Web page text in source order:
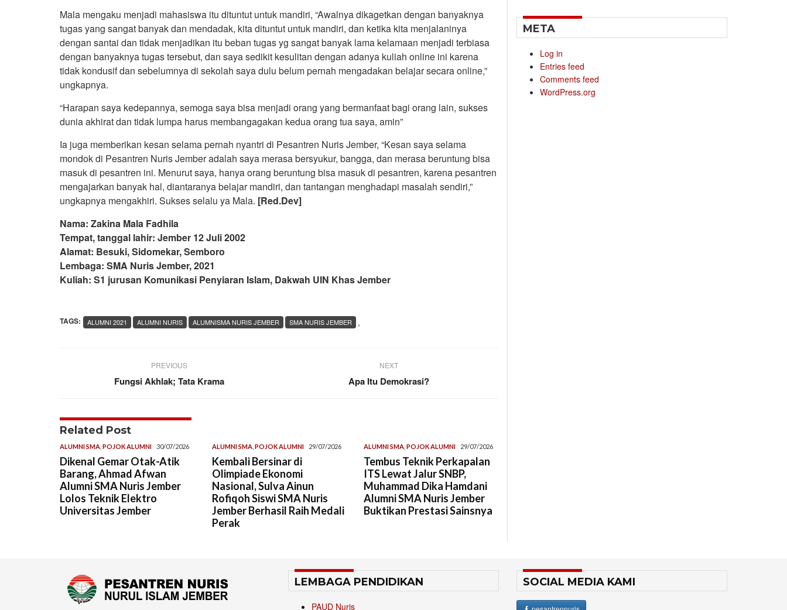
Mala mengaku menjadi mahasiswa itu dituntut untuk mandiri, “Awalnya dikagetkan dengan banyaknya
tugas yang sangat banyak dan mendadak, kita dituntut untuk mandiri, dan ketika kita menjalaninya
dengan santai dan tidak menjadikan itu beban tugas yg sangat banyak lama kelamaan menjadi terbiasa
dengan banyaknya tugas tersebut, dan saya sedikit kesulitan dengan adanya kuliah online ini karena
tidak kondusif dan sebelumnya di sekolah saya dulu belum pernah mengadakan belajar secara online,”
ungkapnya.
“Harapan saya kedepannya, semoga saya bisa menjadi orang yang bermanfaat bagi orang lain, sukses
dunia akhirat dan tidak lumpa harus membangagakan kedua orang tua saya, amin”
Ia juga memberikan kesan selama pernah nyantri di Pesantren Nuris Jember, “Kesan saya selama
mondok di Pesantren Nuris Jember adalah saya merasa bersyukur, bangga, dan merasa beruntung bisa
masuk di pesantren ini. Menurut saya, hanya orang beruntung bisa masuk di pesantren, karena pesantren
mengajarkan banyak hal, diantaranya belajar mandiri, dan tantangan menghadapi masalah sendiri,”
ungkapnya mengakhiri. Sukses selalu ya Mala. [Red.Dev]
Nama: Zakina Mala Fadhila
Tempat, tanggal lahir: Jember 12 Juli 2002
Alamat: Besuki, Sidomekar, Semboro
Lembaga: SMA Nuris Jember, 2021
Kuliah: S1 jurusan Komunikasi Penyiaran Islam, Dakwah UIN Khas Jember
TAGS: ,
ALUMNI 2021 ALUMNI NURIS ALUMNISMA NURIS JEMBER SMA NURIS JEMBER
PREVIOUS
Fungsi Akhlak; Tata Krama
NEXT
Apa Itu Demokrasi?
Related Post
ALUMNI SMA POJOK ALUMNI 30/07/2026
Dikenal Gemar Otak-Atik
Barang, Ahmad Afwan
Alumni SMA Nuris Jember
Lolos Teknik Elektro
Universitas Jember
ALUMNI SMA, POJOK ALUMNI 29/07/2026
Kembali Bersinar di
Olimpiade Ekonomi
Nasional, Sulva Ainun
Rofiqoh Siswi SMA Nuris
Jember Berhasil Raih Medali
Perak
ALUMNI SMA ,POJOK ALUMNI 29/07/2026
Tembus Teknik Perkapalan
ITS Lewat Jalur SNBP,
Muhammad Dika Hamdani
Alumni SMA Nuris Jember
Buktikan Prestasi Sainsnya
META
Log in
Entries feed
Comments feed
WordPress.org
LEMBAGA PENDIDIKAN
PAUD Nuris
SOCIAL MEDIA KAMI